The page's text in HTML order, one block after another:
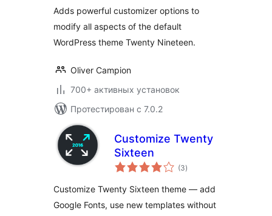
Adds powerful customizer options to
modify all aspects of the default
WordPress theme Twenty Nineteen.
Oliver Campion
700+ активных установок
Протестирован с 7.0.2
Customize Twenty
Sixteen
(3общий
рейтинг
)
Customize Twenty Sixteen theme — add
Google Fonts, use new templates without